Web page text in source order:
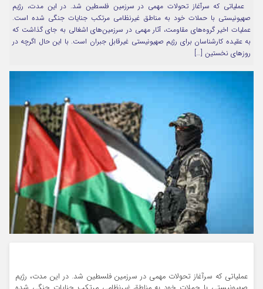
مرا به خاطر بسپار
عملیاتی که سرآغاز تحولات مهمی در سرزمین فلسطین شد. در این مدت، رژیم
صهیونیستی با حملات خود به مناطق غیرنظامی مرتکب جنایات جنگی شده است.
عملیات اخیر گروه‌های مقاومت، آثار مهمی در سرزمین‌های اشغالی به جای گذاشت که
به عقیده کارشناسان برای رژیم صهیونیستی غیرقابل جبران است. با این حال اگرچه در
روزهای نخستین […]
عملیاتی که سرآغاز تحولات مهمی در سرزمین فلسطین شد. در این مدت، رژیم